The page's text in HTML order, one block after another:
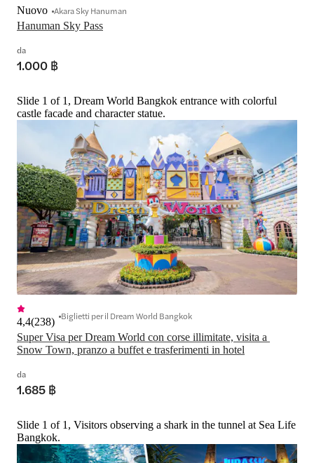
Hanuman Sky Pass
Nuovo Akara Sky Hanuman
da
1.000 ฿
Slide 1 of 1, Dream World Bangkok entrance with colorful
castle facade and character statue.
Super Visa per Dream World con corse illimitate, visita a
Snow Town, pranzo a buffet e trasferimenti in hotel
4,4(238) Biglietti per il Dream World Bangkok
da
1.685 ฿
Slide 1 of 1, Visitors observing a shark in the tunnel at Sea Life
Bangkok.